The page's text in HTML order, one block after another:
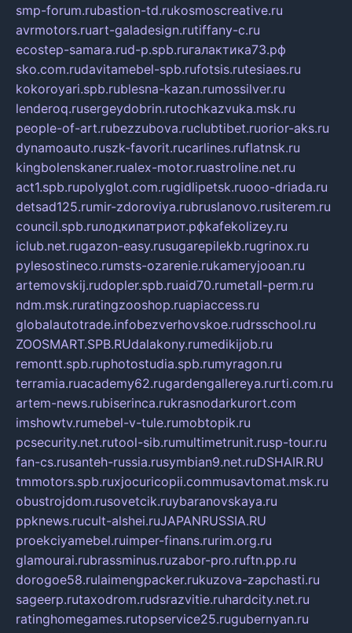
smp-forum.rubastion-td.rukosmoscreative.ru
avrmotors.ruart-galadesign.rutiffany-c.ru
ecostep-samara.rud-p.spb.ruгалактика73.рф
sko.com.rudavitamebel-spb.rufotsis.rutesiaes.ru
kokoroyari.spb.rublesna-kazan.rumossilver.ru
lenderoq.rusergeydobrin.rutochkazvuka.msk.ru
people-of-art.rubezzubova.ruclubtibet.ruorior-aks.ru
dynamoauto.ruszk-favorit.rucarlines.ruflatnsk.ru
kingbolenskaner.rualex-motor.ruastroline.net.ru
act1.spb.rupolyglot.com.rugidlipetsk.ruooo-driada.ru
detsad125.rumir-zdoroviya.rubruslanovo.rusiterem.ru
council.spb.ruлодкипатриот.рфkafekolizey.ru
iclub.net.rugazon-easy.rusugarepilekb.rugrinox.ru
pylesostineco.rumsts-ozarenie.rukameryjooan.ru
artemovskij.rudopler.spb.ruaid70.rumetall-perm.ru
ndm.msk.ruratingzooshop.ruapiaccess.ru
globalautotrade.infobezverhovskoe.rudrsschool.ru
ZOOSMART.SPB.RUdalakony.rumedikijob.ru
remontt.spb.ruphotostudia.spb.rumyragon.ru
terramia.ruacademy62.rugardengallereya.rurti.com.ru
artem-news.rubiserinca.rukrasnodarkurort.com
imshowtv.rumebel-v-tule.rumobtopik.ru
pcsecurity.net.rutool-sib.rumultimetrunit.rusp-tour.ru
fan-cs.rusanteh-russia.rusymbian9.net.ruDSHAIR.RU
tmmotors.spb.ruxjocuricopii.commusavtomat.msk.ru
obustrojdom.rusovetcik.ruybaranovskaya.ru
ppknews.rucult-alshei.ruJAPANRUSSIA.RU
proekciyamebel.ruimper-finans.rurim.org.ru
glamourai.rubrassminus.ruzabor-pro.ruftn.pp.ru
dorogoe58.rulaimengpacker.rukuzova-zapchasti.ru
sageerp.rutaxodrom.rudsrazvitie.ruhardcity.net.ru
ratinghomegames.rutopservice25.rugubernyan.ru